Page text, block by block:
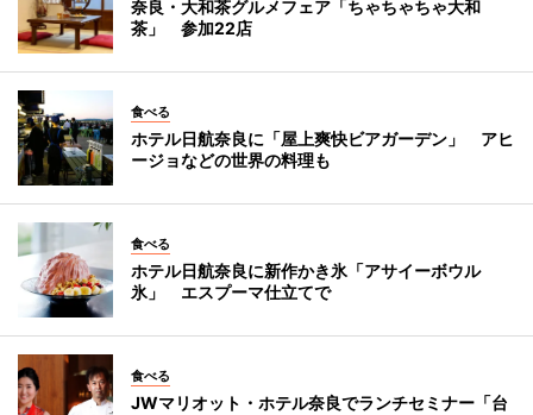
奈良・大和茶グルメフェア「ちゃちゃちゃ大和
茶」 参加22店
食べる
ホテル日航奈良に「屋上爽快ビアガーデン」 アヒ
ージョなどの世界の料理も
食べる
ホテル日航奈良に新作かき氷「アサイーボウル
氷」 エスプーマ仕立てで
食べる
JWマリオット・ホテル奈良でランチセミナー「台